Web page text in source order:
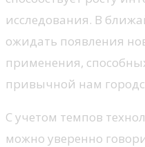
исследования. В
ожидать появления
применения,
привычной нам
С учетом темпов
можно уверенно